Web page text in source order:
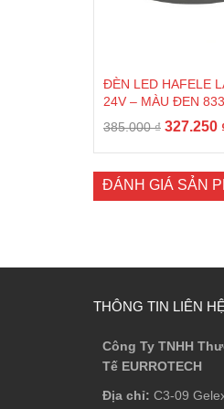
ĐÈN LED HAFELE
24V – MÀU ĐEN
385.000₫ Giá
385.000
327.250
ĐÁNH GIÁ SẢN
THÔNG TIN LIÊN HỆ
Công Ty TNHH
Tế EURROTECH
Địa chỉ: C3-09